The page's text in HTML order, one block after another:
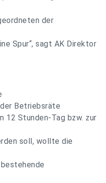
der
Spur“, sagt AK Direktor
Betriebsräte
12 Stunden-Tag bzw. zur
soll, wollte die